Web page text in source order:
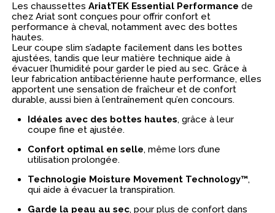
Les chaussettesAriatTEK Essential Performance de
chez Ariat sont conçues pour offrir confort et
performance à cheval, notamment avec des bottes
hautes.
Leur coupe slim s’adapte facilement dans les bottes
ajustées, tandis que leur matière technique aide à
évacuer l’humidité pour garder le pied au sec. Grâce à
leur fabrication antibactérienne haute performance, elles
apportent une sensation de fraîcheur et de confort
durable, aussi bien à l’entraînement qu’en concours.
Idéales avec des bottes hautes, grâce à leur
coupe fine et ajustée.
Confort optimal en selle, même lors d’une
utilisation prolongée.
Technologie Moisture Movement Technology™,
qui aide à évacuer la transpiration.
Garde la peau au sec, pour plus de confort dans